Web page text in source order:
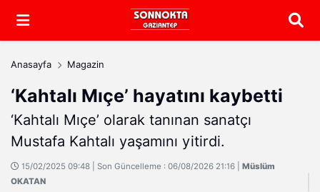
Arama
Anasayfa Magazin
‘Kahtalı Mıçe’ hayatını kaybetti
‘Kahtalı Mıçe’ olarak tanınan sanatçı
Mustafa Kahtalı yaşamını yitirdi.
15/02/2025 09:48 | Son Güncelleme : 06/08/2026 21:16 | Müslüm
OKATAN